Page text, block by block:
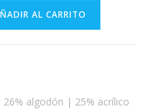
AL CARRITO
algodón | 25% acrílico